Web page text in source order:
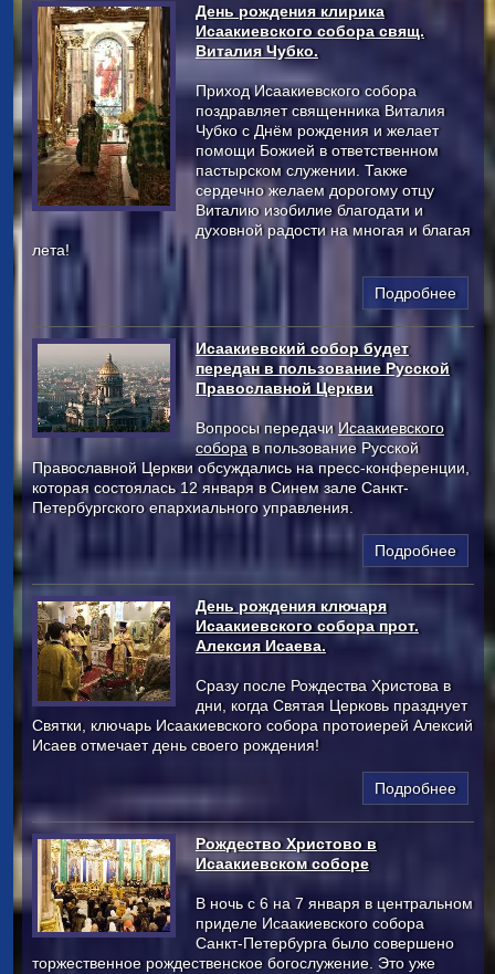
День рождения клирика
Исаакиевского собора свящ.
Виталия Чубко.
Приход Исаакиевского собора
поздравляет священника Виталия
Чубко с Днём рождения и желает
помощи Божией в ответственном
пастырском служении. Также
сердечно желаем дорогому отцу
Виталию изобилие благодати и
духовной радости на многая и благая
лета!
Подробнее
Исаакиевский собор будет
передан в пользование Русской
Православной Церкви
Вопросы передачиИсаакиевского
соборав пользование Русской
Православной Церкви обсуждались на пресс-конференции,
которая состоялась 12 января в Синем зале Санкт-
Петербургского епархиального управления.
Подробнее
День рождения ключаря
Исаакиевского собора прот.
Алексия Исаева.
Сразу после Рождества Христова в
дни, когда Святая Церковь празднует
Святки, ключарь Исаакиевского собора протоиерей Алексий
Исаев отмечает день своего рождения!
Подробнее
Рождество Христово в
Исаакиевском соборе
В ночь с 6 на 7 января в центральном
приделе Исаакиевского собора
Санкт-Петербурга было совершено
торжественное рождественское богослужение. Это уже